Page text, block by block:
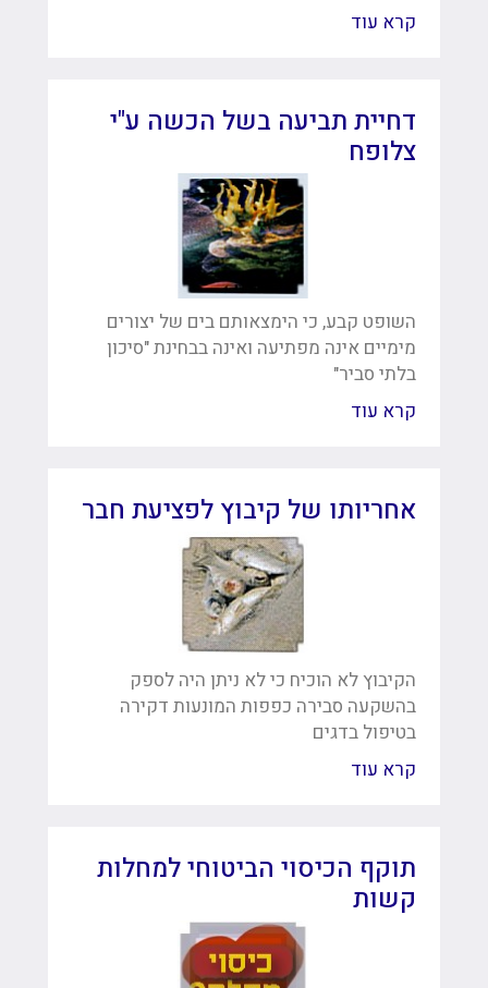
קרא עוד
דחיית תביעה בשל הכשה ע"י
צלופח
השופט קבע, כי הימצאותם בים של יצורים
מימיים אינה מפתיעה ואינה בבחינת "סיכון
בלתי סביר"
קרא עוד
אחריותו של קיבוץ לפציעת חבר
הקיבוץ לא הוכיח כי לא ניתן היה לספק
בהשקעה סבירה כפפות המונעות דקירה
בטיפול בדגים
קרא עוד
תוקף הכיסוי הביטוחי למחלות
קשות